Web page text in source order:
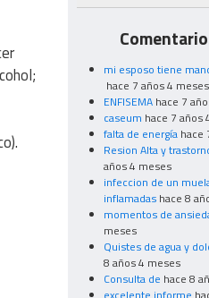
mi esposo tiene
hace 7 años 4 meses
ENFISEMA hace 7
caseum hace 7 años
falta de energía hace
Resion Alta y
años 4 meses
infeccion de un
inflamadas hace 8
momentos de
meses
Quistes de agua y
8 años 4 meses
Consulta de hace 8